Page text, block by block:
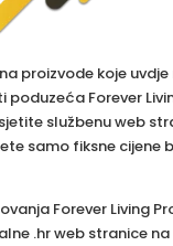
proizvode koje
poduzeća Forever
službenu web
samo fiksne cijene
Forever Living
.hr web stranice